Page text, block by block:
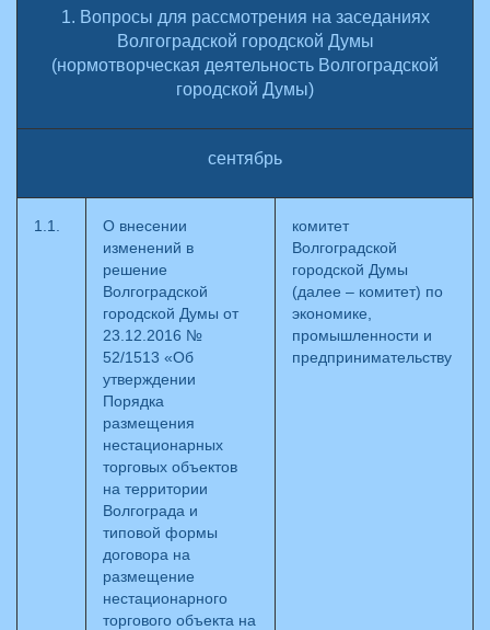
1. Вопросы для рассмотрения на заседаниях
Волгоградской городской Думы
(нормотворческая деятельность Волгоградской
городской Думы)
сентябрь
1.1.
О внесении
изменений в
решение
Волгоградской
городской Думы от
23.12.2016 №
52/1513 «Об
утверждении
Порядка
размещения
нестационарных
торговых объектов
на территории
Волгограда и
типовой формы
договора на
размещение
нестационарного
торгового объекта на
комитет
Волгоградской
городской Думы
(далее – комитет) по
экономике,
промышленности и
предпринимательству